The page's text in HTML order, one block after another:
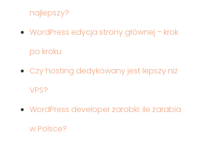
najlepszy?
WordPress edycja strony głównej – krok
po kroku
Czy hosting dedykowany jest lepszy niż
VPS?
WordPress developer zarobki: ile zarabia
w Polsce?